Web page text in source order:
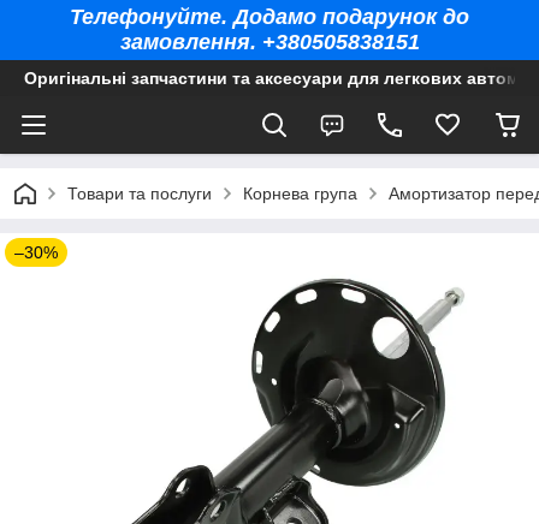
Телефонуйте. Додамо подарунок до
замовлення. +380505838151
Оригінальні запчастини та аксесуари для легкових
Товари та послуги Корнева група Амортизатор
–30%